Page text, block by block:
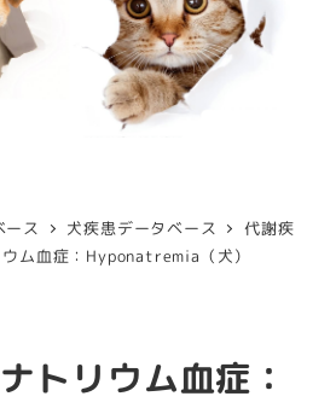
ース 犬疾患データベース
代謝疾
ム血症：Hyponatremia（犬）
トリウム血症：